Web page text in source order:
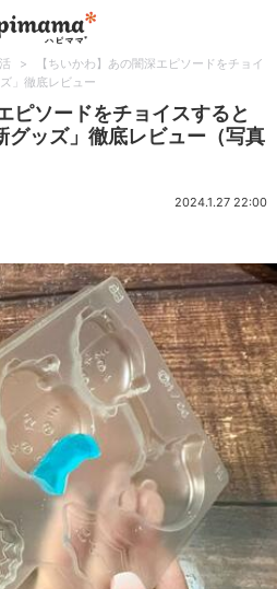
>
【ちいかわ】あの闇深エピソードをチョイ
」徹底レビュー
ピソードをチョイスすると
ッズ」徹底レビュー（写真
2024.1.27 22:00